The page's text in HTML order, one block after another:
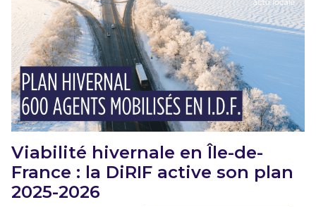
Viabilité hivernale en Île-de-
France : la DiRIF active son plan
2025-2026